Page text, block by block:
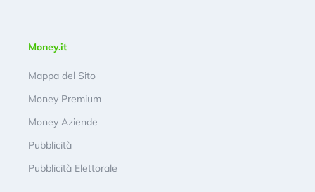
Money.it
Mappa del Sito
Money Premium
Money Aziende
Pubblicità
Pubblicità Elettorale